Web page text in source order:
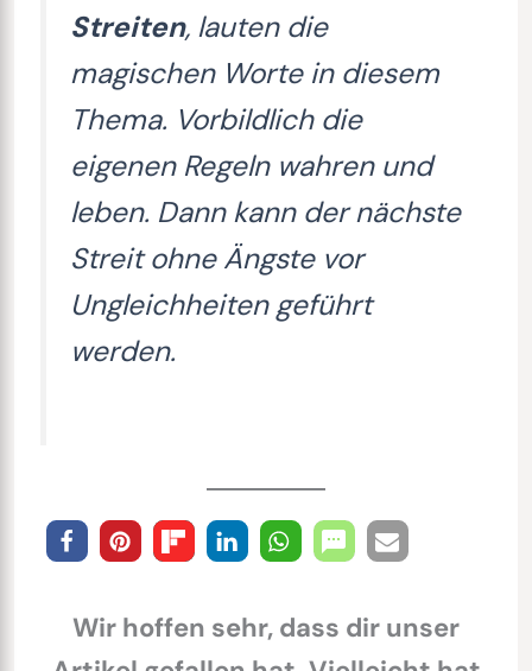
Streiten, lauten die
magischen Worte in diesem
Thema. Vorbildlich die
eigenen Regeln wahren und
leben. Dann kann der nächste
Streit ohne Ängste vor
Ungleichheiten geführt
werden.
Wir hoffen sehr, dass dir unser